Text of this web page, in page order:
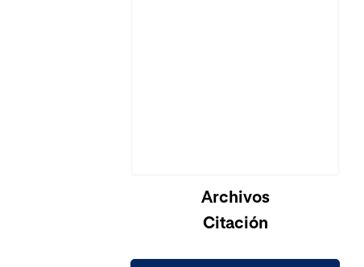
Cargando...Archivos
Citación